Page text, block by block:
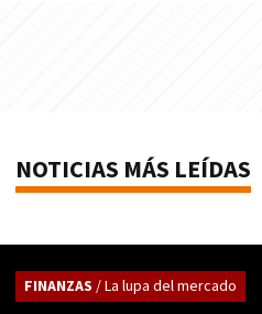
NOTICIAS MÁS LEÍDAS
FINANZAS / La lupa del mercado